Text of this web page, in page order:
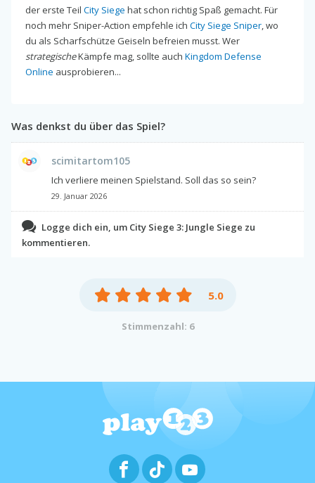
der erste Teil City Siege hat schon richtig Spaß gemacht. Für
noch mehr Sniper-Action empfehle ich City Siege Sniper, wo
du als Scharfschütze Geiseln befreien musst. Wer
strategischeKämpfe mag, sollte auch Kingdom Defense
Online ausprobieren...
Was denkst du über das Spiel?
scimitartom105
Ich verliere meinen Spielstand. Soll das so sein?
29. Januar 2026
Logge dich ein, um City Siege 3: Jungle Siege zu
kommentieren.
5.0
Stimmenzahl: 6